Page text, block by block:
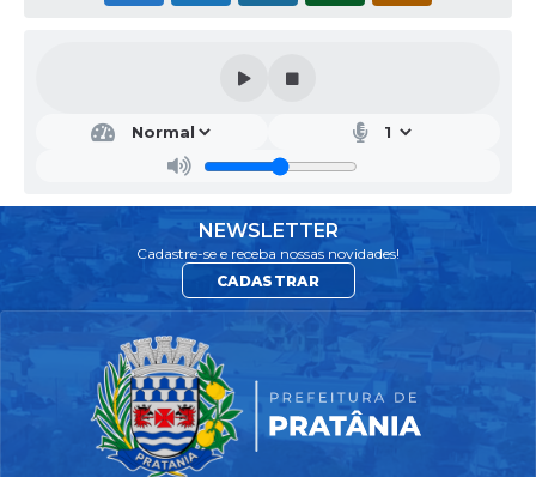
NEWSLETTER
Cadastre-se e receba nossas novidades!
CADASTRAR